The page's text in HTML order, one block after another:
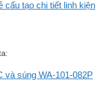
cấu tạo chi tiết linh kiện
và súng WA-101-082P